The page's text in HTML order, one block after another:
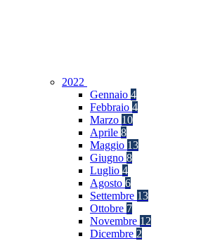
2022
Gennaio 4
Febbraio 4
Marzo 10
Aprile 8
Maggio 13
Giugno 8
Luglio 4
Agosto 6
Settembre 13
Ottobre 7
Novembre 12
Dicembre 2